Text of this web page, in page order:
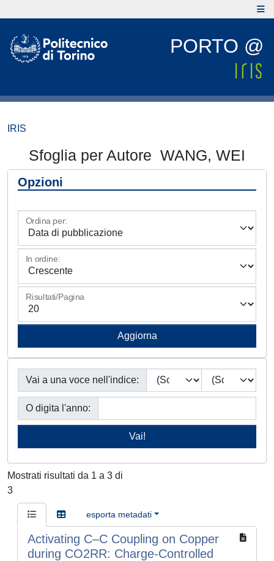
PORTO @
IRIS
Sfoglia per Autore WANG, WEI
Opzioni
Ordina per:
In ordine:
Risultati/Pagina
Vai a una voce nell'indice:
O digita l'anno:
Mostrati risultati da 1 a 3 di
3
esporta metadati
Activating C–C Coupling on Copper
during CO2RR: Charge-Controlled